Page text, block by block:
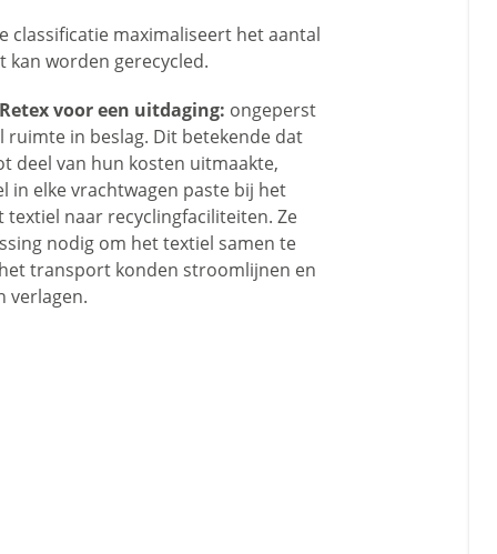
classificatie maximaliseert het aantal
worden gerecycled.
voor een uitdaging: ongeperst
ruimte in beslag. Dit betekende dat
deel van hun kosten uitmaakte,
in elke vrachtwagen paste bij het
naar recyclingfaciliteiten. Ze
nodig om het textiel samen te
transport konden stroomlijnen en
verlagen.